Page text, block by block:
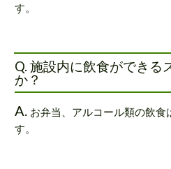
す。
Q. 施設内に飲食ができる
か？
A. お弁当、アルコール類の飲食
す。